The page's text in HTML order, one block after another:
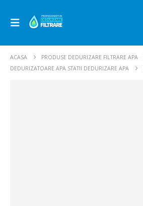
ACASA
PRODUSE DEDURIZARE FILTRARE APA
DEDURIZATOARE APA STATII DEDURIZARE APA